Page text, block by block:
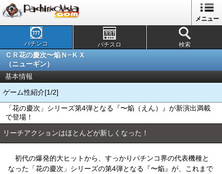
メニュー
パチンコ パチスロ 検索
ＣＲ花の慶次〜焔Ｎ−ＫＸ
（ニューギン）
基本情報
ゲーム性紹介[1/2]
「花の慶次」シリーズ第4弾となる『〜焔（えん）』が新演出満載
で登場！
リーチアクションはほとんどが新しくなった！
初代の爆発的大ヒットから、すっかりパチンコ界の代表機種と
なった「花の慶次」シリーズの第4弾となる『〜焔』が、これまで